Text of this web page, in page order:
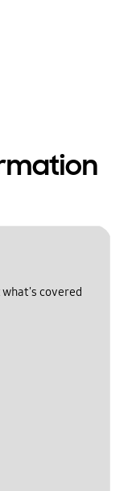
covered